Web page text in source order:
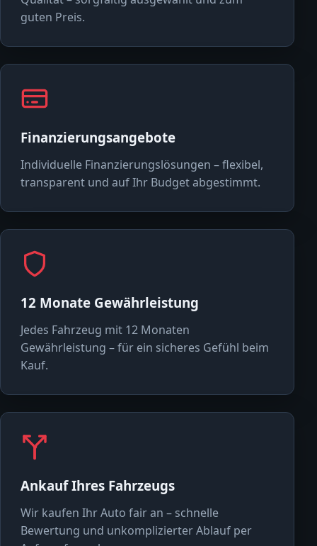
guten Preis.
Finanzierungsangebote
Individuelle Finanzierungslösungen – flexibel,
transparent und auf Ihr Budget abgestimmt.
12 Monate Gewährleistung
Jedes Fahrzeug mit 12 Monaten
Gewährleistung – für ein sicheres Gefühl beim
Kauf.
Ankauf Ihres Fahrzeugs
Wir kaufen Ihr Auto fair an – schnelle
Bewertung und unkomplizierter Ablauf per